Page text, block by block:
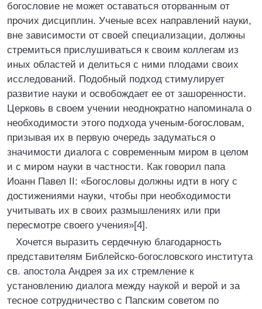
богословие не может оставаться оторванным от
прочих дисциплин. Ученые всех направлений науки,
вне зависимости от своей специализации, должны
стремиться прислушиваться к своим коллегам из
иных областей и делиться с ними плодами своих
исследований. Подобный подход стимулирует
развитие науки и освобождает ее от зашоренности.
Церковь в своем учении неоднократно напоминала о
необходимости этого подхода ученым-богословам,
призывая их в первую очередь задуматься о
значимости диалога с современным миром в целом
и с миром науки в частности. Как говорил папа
Иоанн Павел II: «Богословы должны идти в ногу с
достижениями науки, чтобы при необходимости
учитывать их в своих размышлениях или при
пересмотре своего учения»[4].
Хочется выразить сердечную благодарность
представителям Библейско-богословского института
св. апостола Андрея за их стремление к
установлению диалога между наукой и верой и за
тесное сотрудничество с Папским советом по